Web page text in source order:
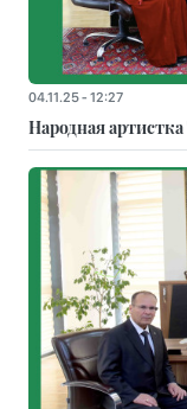
04.11.25 - 12:27
Народная